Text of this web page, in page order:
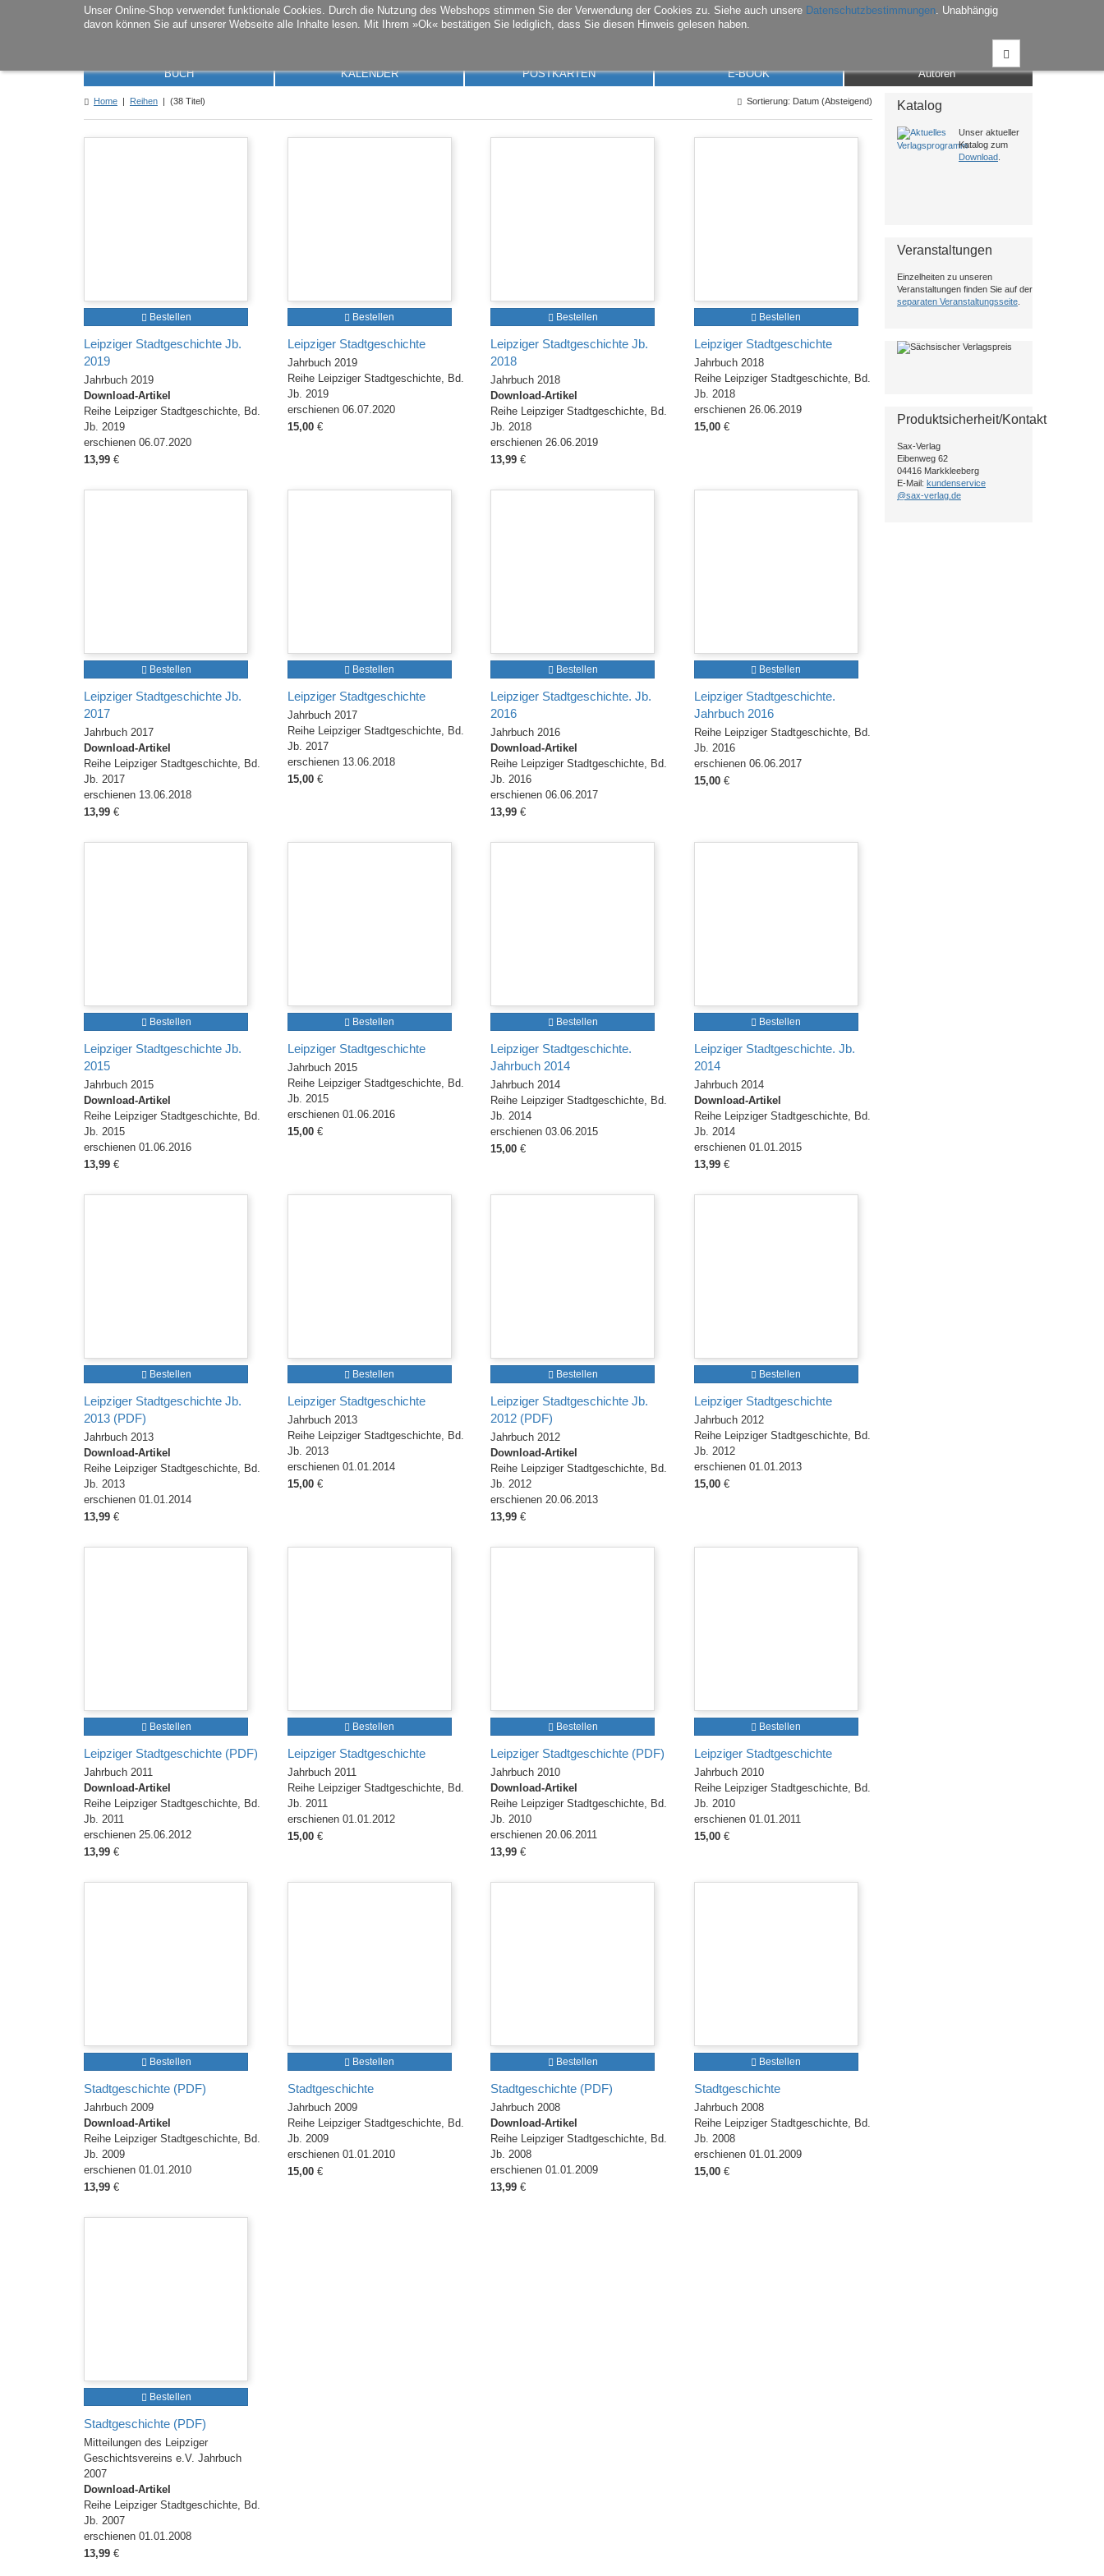
Unser Online-Shop verwendet funktionale Cookies. Durch die Nutzung des Webshops stimmen Sie der Verwendung der Cookies zu. Siehe auch unsere Datenschutzbestimmungen. Unabhängig
davon können Sie auf unserer Webseite alle Inhalte lesen. Mit Ihrem »Ok« bestätigen Sie lediglich, dass Sie diesen Hinweis gelesen haben.
BUCH KALENDER POSTKARTEN E-BOOK Autoren
Home | Reihen | (38 Titel) Sortierung: Datum (Absteigend)
Bestellen
Leipziger Stadtgeschichte Jb.
2019
Jahrbuch 2019
Download-Artikel
Reihe Leipziger Stadtgeschichte, Bd.
Jb. 2019
erschienen 06.07.2020
13,99 €
Bestellen
Leipziger Stadtgeschichte
Jahrbuch 2019
Reihe Leipziger Stadtgeschichte, Bd.
Jb. 2019
erschienen 06.07.2020
15,00 €
Bestellen
Leipziger Stadtgeschichte Jb.
2018
Jahrbuch 2018
Download-Artikel
Reihe Leipziger Stadtgeschichte, Bd.
Jb. 2018
erschienen 26.06.2019
13,99 €
Bestellen
Leipziger Stadtgeschichte
Jahrbuch 2018
Reihe Leipziger Stadtgeschichte, Bd.
Jb. 2018
erschienen 26.06.2019
15,00 €
Bestellen
Leipziger Stadtgeschichte Jb.
2017
Jahrbuch 2017
Download-Artikel
Reihe Leipziger Stadtgeschichte, Bd.
Jb. 2017
erschienen 13.06.2018
13,99 €
Bestellen
Leipziger Stadtgeschichte
Jahrbuch 2017
Reihe Leipziger Stadtgeschichte, Bd.
Jb. 2017
erschienen 13.06.2018
15,00 €
Bestellen
Leipziger Stadtgeschichte. Jb.
2016
Jahrbuch 2016
Download-Artikel
Reihe Leipziger Stadtgeschichte, Bd.
Jb. 2016
erschienen 06.06.2017
13,99 €
Bestellen
Leipziger Stadtgeschichte.
Jahrbuch 2016
Reihe Leipziger Stadtgeschichte, Bd.
Jb. 2016
erschienen 06.06.2017
15,00 €
Bestellen
Leipziger Stadtgeschichte Jb.
2015
Jahrbuch 2015
Download-Artikel
Reihe Leipziger Stadtgeschichte, Bd.
Jb. 2015
erschienen 01.06.2016
13,99 €
Bestellen
Leipziger Stadtgeschichte
Jahrbuch 2015
Reihe Leipziger Stadtgeschichte, Bd.
Jb. 2015
erschienen 01.06.2016
15,00 €
Bestellen
Leipziger Stadtgeschichte.
Jahrbuch 2014
Jahrbuch 2014
Reihe Leipziger Stadtgeschichte, Bd.
Jb. 2014
erschienen 03.06.2015
15,00 €
Bestellen
Leipziger Stadtgeschichte. Jb.
2014
Jahrbuch 2014
Download-Artikel
Reihe Leipziger Stadtgeschichte, Bd.
Jb. 2014
erschienen 01.01.2015
13,99 €
Bestellen
Leipziger Stadtgeschichte Jb.
2013 (PDF)
Jahrbuch 2013
Download-Artikel
Reihe Leipziger Stadtgeschichte, Bd.
Jb. 2013
erschienen 01.01.2014
13,99 €
Bestellen
Leipziger Stadtgeschichte
Jahrbuch 2013
Reihe Leipziger Stadtgeschichte, Bd.
Jb. 2013
erschienen 01.01.2014
15,00 €
Bestellen
Leipziger Stadtgeschichte Jb.
2012 (PDF)
Jahrbuch 2012
Download-Artikel
Reihe Leipziger Stadtgeschichte, Bd.
Jb. 2012
erschienen 20.06.2013
13,99 €
Bestellen
Leipziger Stadtgeschichte
Jahrbuch 2012
Reihe Leipziger Stadtgeschichte, Bd.
Jb. 2012
erschienen 01.01.2013
15,00 €
Bestellen
Leipziger Stadtgeschichte (PDF)
Jahrbuch 2011
Download-Artikel
Reihe Leipziger Stadtgeschichte, Bd.
Jb. 2011
erschienen 25.06.2012
13,99 €
Bestellen
Leipziger Stadtgeschichte
Jahrbuch 2011
Reihe Leipziger Stadtgeschichte, Bd.
Jb. 2011
erschienen 01.01.2012
15,00 €
Bestellen
Leipziger Stadtgeschichte (PDF)
Jahrbuch 2010
Download-Artikel
Reihe Leipziger Stadtgeschichte, Bd.
Jb. 2010
erschienen 20.06.2011
13,99 €
Bestellen
Leipziger Stadtgeschichte
Jahrbuch 2010
Reihe Leipziger Stadtgeschichte, Bd.
Jb. 2010
erschienen 01.01.2011
15,00 €
Bestellen
Stadtgeschichte (PDF)
Jahrbuch 2009
Download-Artikel
Reihe Leipziger Stadtgeschichte, Bd.
Jb. 2009
erschienen 01.01.2010
13,99 €
Bestellen
Stadtgeschichte
Jahrbuch 2009
Reihe Leipziger Stadtgeschichte, Bd.
Jb. 2009
erschienen 01.01.2010
15,00 €
Bestellen
Stadtgeschichte (PDF)
Jahrbuch 2008
Download-Artikel
Reihe Leipziger Stadtgeschichte, Bd.
Jb. 2008
erschienen 01.01.2009
13,99 €
Bestellen
Stadtgeschichte
Jahrbuch 2008
Reihe Leipziger Stadtgeschichte, Bd.
Jb. 2008
erschienen 01.01.2009
15,00 €
Bestellen
Stadtgeschichte (PDF)
Mitteilungen des Leipziger
Geschichtsvereins e.V. Jahrbuch
2007
Download-Artikel
Reihe Leipziger Stadtgeschichte, Bd.
Jb. 2007
erschienen 01.01.2008
13,99 €
Katalog
Unser aktueller
Katalog zum
Download
Veranstaltungen
Einzelheiten zu unseren
Veranstaltungen finden Sie auf der
separaten Veranstaltungsseite
Produktsicherheit/Kontakt
Sax-Verlag
Eibenweg 62
04416 Markkleeberg
E-Mail: kundenservice
@sax-verlag.de